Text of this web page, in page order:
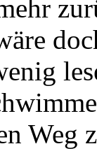
Weg